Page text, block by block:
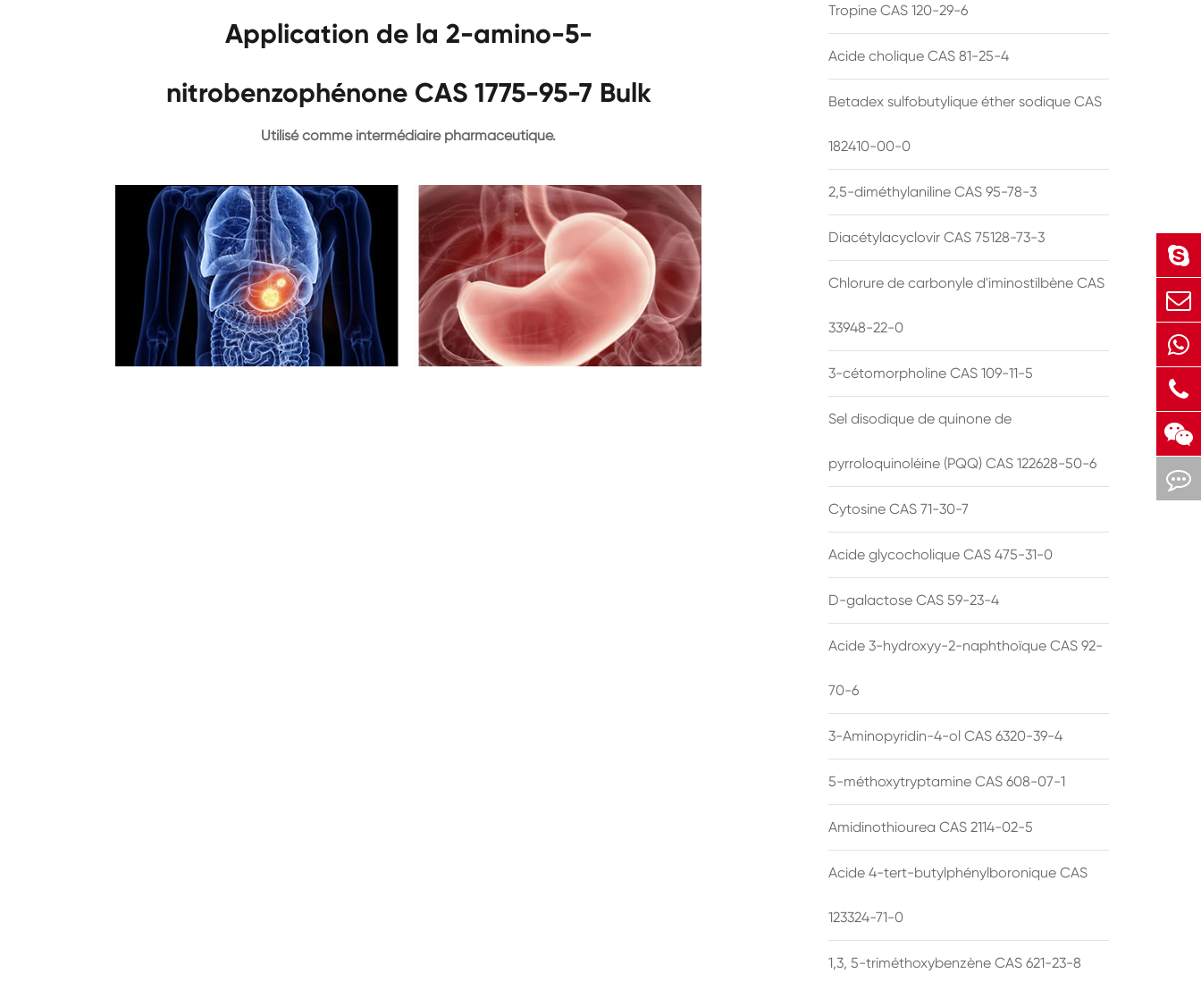
Application de la 2-amino-5-
nitrobenzophénone CAS 1775-95-7 Bulk
Utilisé comme intermédiaire pharmaceutique.
Tropine CAS 120-29-6
Acide cholique CAS 81-25-4
Betadex sulfobutylique éther sodique CAS
182410-00-0
2,5-diméthylaniline CAS 95-78-3
Diacétylacyclovir CAS 75128-73-3
Chlorure de carbonyle d'iminostilbène CAS
33948-22-0
3-cétomorpholine CAS 109-11-5
Sel disodique de quinone de
pyrroloquinoléine (PQQ) CAS 122628-50-6
Cytosine CAS 71-30-7
Acide glycocholique CAS 475-31-0
D-galactose CAS 59-23-4
Acide 3-hydroxyy-2-naphthoïque CAS 92-
70-6
3-Aminopyridin-4-ol CAS 6320-39-4
5-méthoxytryptamine CAS 608-07-1
Amidinothiourea CAS 2114-02-5
Acide 4-tert-butylphénylboronique CAS
123324-71-0
1,3, 5-triméthoxybenzène CAS 621-23-8